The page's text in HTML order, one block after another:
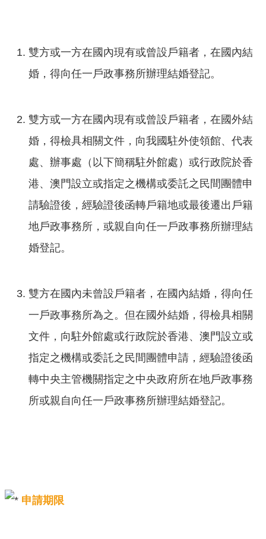
雙方或一方在國內現有或曾設戶籍者，在國內結
婚，得向任一戶政事務所辦理結婚登記。
雙方或一方在國內現有或曾設戶籍者，在國外結
婚，得檢具相關文件，向我國駐外使領館、代表
處、辦事處（以下簡稱駐外館處）或行政院於香
港、澳門設立或指定之機構或委託之民間團體申
請驗證後，經驗證後函轉戶籍地或最後遷出戶籍
地戶政事務所，或親自向任一戶政事務所辦理結
婚登記。
雙方在國內未曾設戶籍者，在國內結婚，得向任
一戶政事務所為之。但在國外結婚，得檢具相關
文件，向駐外館處或行政院於香港、澳門設立或
指定之機構或委託之民間團體申請，經驗證後函
轉中央主管機關指定之中央政府所在地戶政事務
所或親自向任一戶政事務所辦理結婚登記。
申請期限